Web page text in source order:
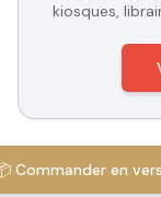
kiosques,
Commander en